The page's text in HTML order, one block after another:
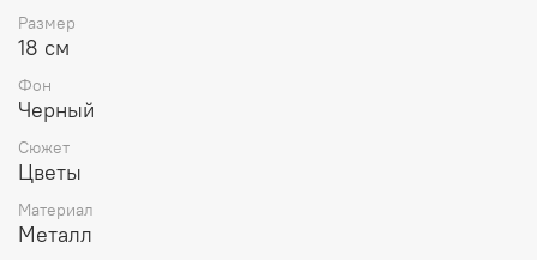
Размер
18 см
Фон
Черный
Сюжет
Цветы
Материал
Металл